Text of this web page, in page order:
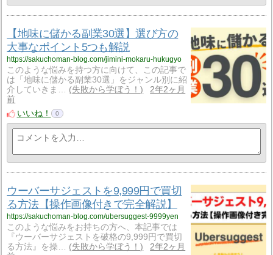
【地味に儲かる副業30選】選び方の
大事なポイント5つも解説
https://sakuchoman-blog.com/jimini-mokaru-hukugyo
このような悩みを持つ方に向けて、この記事で
は「地味に儲かる副業30選」をジャンル別に紹
介していきま…
失敗から学ぼう！
2年2ヶ月
前
いいね！
0
ウーバーサジェストを9,999円で買切
る方法【操作画像付きで完全解説】
https://sakuchoman-blog.com/ubersuggest-9999yen
このような悩みをお持ちの方へ、本記事では
『ウーバーサジェストを破格の9,999円で買切
る方法』を操…
失敗から学ぼう！
2年2ヶ月